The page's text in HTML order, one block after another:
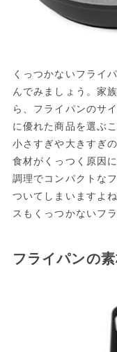
くっつかないフライ
んでみましょう。家
ら、フライパンのサ
に優れた商品を選ぶ
小さすぎや大きすぎ
食材がくっつく原因
調理でコンパクトな
ついてしまいますよ
スもくっつかないフ
フライパンの